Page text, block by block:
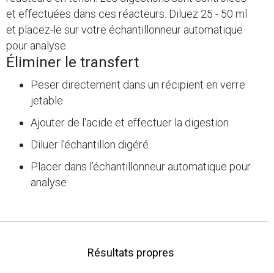
et effectuées dans ces réacteurs. Diluez 25 - 50 ml
et placez-le sur votre échantillonneur automatique
pour analyse.
Éliminer le transfert
Peser directement dans un récipient en verre
jetable
Ajouter de l'acide et effectuer la digestion
Diluer l'échantillon digéré
Placer dans l’échantillonneur automatique pour
analyse
Résultats propres